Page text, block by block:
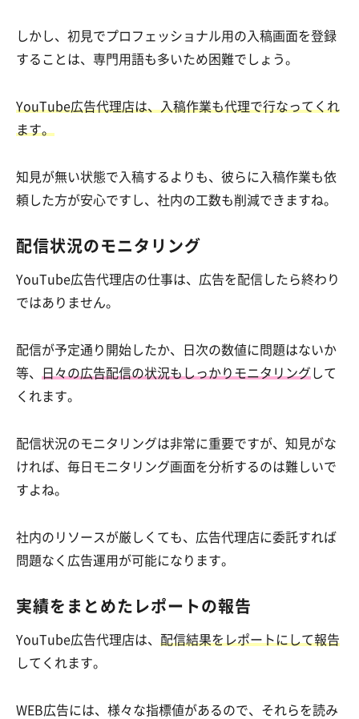
しかし、初見でプロフェッショナル用の入稿画面を登録
することは、専門用語も多いため困難でしょう。
YouTube広告代理店は、入稿作業も代理で行なってくれ
ます。
知見が無い状態で入稿するよりも、彼らに入稿作業も依
頼した方が安心ですし、社内の工数も削減できますね。
配信状況のモニタリング
YouTube広告代理店の仕事は、広告を配信したら終わり
ではありません。
配信が予定通り開始したか、日次の数値に問題はないか
等、
日々の広告配信の状況もしっかりモニタリングして
くれます。
配信状況のモニタリングは非常に重要ですが、知見がな
ければ、毎日モニタリング画面を分析するのは難しいで
すよね。
社内のリソースが厳しくても、広告代理店に委託すれば
問題なく広告運用が可能になります。
実績をまとめたレポートの報告
YouTube広告代理店は、 配信結果をレポートにして報告
してくれます。
WEB広告には、様々な指標値があるので、それらを読み